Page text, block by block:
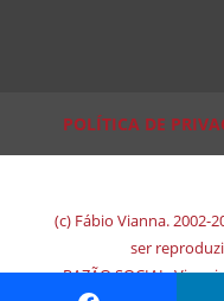
POLÍTICA DE
(c) Fábio Vianna. 2002-
ser
RAZÃO SOCIAL: